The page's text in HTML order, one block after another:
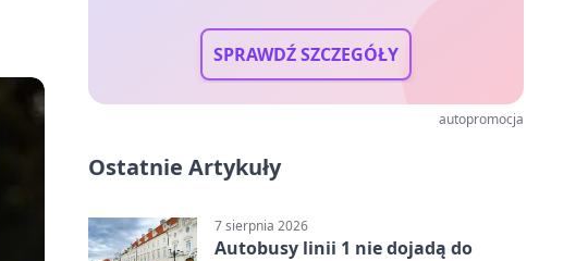
SPRAWDŹ SZCZEGÓŁY
autopromocja
Ostatnie Artykuły
7 sierpnia 2026
Autobusy linii 1 nie dojadą do